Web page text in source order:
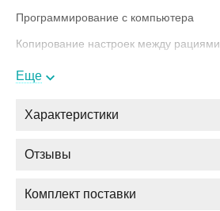
Программирование с компьютера
Копирование настроек между рациями
Таймер разговора
Радиостанция
Еще
Характеристики
Отзывы
Комплект поставки